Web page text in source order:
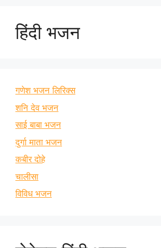
हिंदी भजन
गणेश भजन लिरिक्स
शनि देव भजन
साई बाबा भजन
दुर्गा माता भजन
कबीर दोहे
चालीसा
विविध भजन